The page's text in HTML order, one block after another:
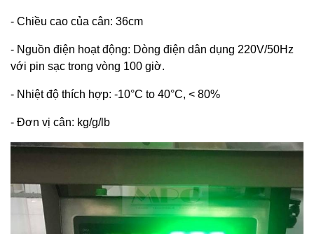
- Chiều cao của cân: 36cm
- Nguồn điện hoạt động: Dòng điện dân dụng 220V/50Hz
với pin sạc trong vòng 100 giờ.
- Nhiệt độ thích hợp: -10°C to 40°C, < 80%
- Đơn vị cân: kg/g/lb